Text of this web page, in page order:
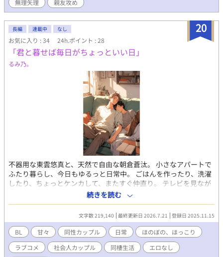
無理矢理
親友攻め
20
長編 連載中 なし
お気に入り : 34 24h.ポイント : 28
「君と暮せば毎日がちょっといい日」
るみ乃。
不器用な東雲悠真と、天然で自由な朝倉蒼汰。 小さなアパートで
ふたり暮らし、今日もゆるっと日常中。 ごはんを作ったり、洗濯
したり、ちょっとケンカして、またすぐ仲直り。 テレビを見なが
ら笑い合う、そんな“なんでもない毎日”が……どうしてこんなに
愛おしいんだろう。 ドラマチックじゃなくても、ちゃんとしあわ
せ。 なんだかんだで今日も二人は仲良しです。 1話完結・毎日更
新のゆる甘同棲BL。エロなし・ほのぼの・癒し系BLスローラブコ
メ。🌸 ※エブリスタ版との整合をとるため、話の順番や区切りを
少しだけ調整しています。
続きを読む
文字数 219,140 最終更新日 2026.7.21 登録日 2025.11.15
BL 甘々 同性カップル 日常
ほのぼの、ほっこり
ラブコメ
社会人カップル 同棲生活
エロなし